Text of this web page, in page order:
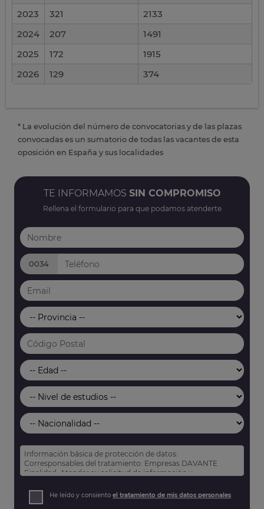
2023
321
2133
2024
207
1491
2025
172
1915
2026
129 374
* La evolución del número de convocatorias y de las plazas
convocadas es un sumatorio de todas las vacantes de esta
oposición en España y sus localidades
TE INFORMAMOS SIN COMPROMISO
Rellena el formulario para que podamos atenderte
0034
Información básica de protección de datos:
Corresponsables del tratamiento: Empresas DAVANTE
Finalidad: Atender su solicitud de información y
Derechos: Puede acceder, rectificar y suprimir sus datos,
así como otros derechos tal y como se explica en nuestra
He leído y consiento el tratamiento de mis datos personales